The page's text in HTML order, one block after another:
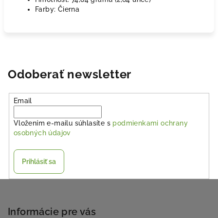
Farby: Čierna
Odoberať newsletter
Email
Vložením e-mailu súhlasíte s podmienkami ochrany
osobných údajov
Prihlásiť sa
Informácie pre vás